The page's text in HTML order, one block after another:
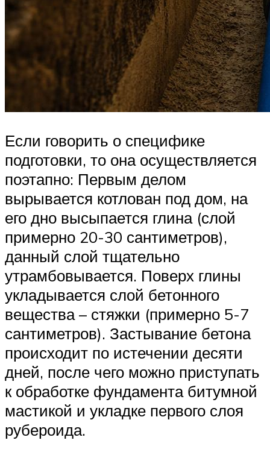
Если говорить о специфике
подготовки, то она осуществляется
поэтапно: Первым делом
вырывается котлован под дом, на
его дно высыпается глина (слой
примерно 20-30 сантиметров),
данный слой тщательно
утрамбовывается. Поверх глины
укладывается слой бетонного
вещества – стяжки (примерно 5-7
сантиметров). Застывание бетона
происходит по истечении десяти
дней, после чего можно приступать
к обработке фундамента битумной
мастикой и укладке первого слоя
рубероида.